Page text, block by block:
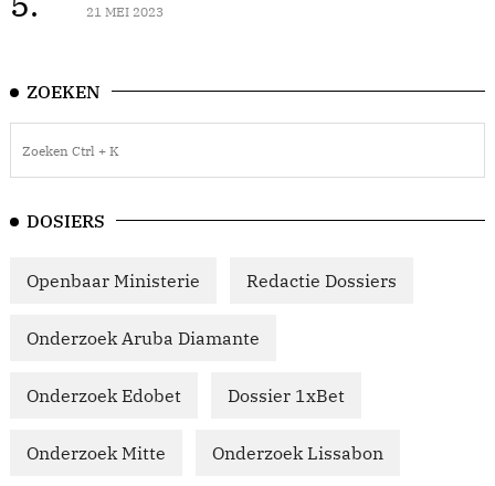
21 MEI 2023
ZOEKEN
DOSIERS
Openbaar Ministerie Redactie Dossiers
Onderzoek Aruba Diamante
Onderzoek Edobet Dossier 1xBet
Onderzoek Mitte Onderzoek Lissabon